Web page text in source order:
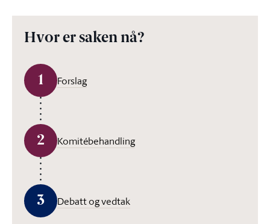
Hvor er saken nå?
1 Forslag
2 Komitébehandling
3 Debatt og vedtak